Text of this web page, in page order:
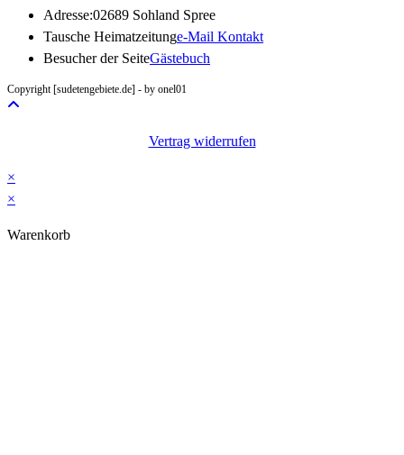
Adresse:02689 Sohland Spree
Tausche Heimatzeitunge-Mail KontaktOpens
Besucher der SeiteGästebuch
Copyright [sudetengebiete.de] - by onel01
Vertrag widerrufen
×
×
Warenkorb